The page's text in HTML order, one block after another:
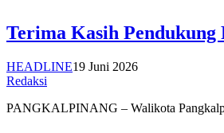
Terima Kasih Pendukung
HEADLINE19 Juni 2026
Redaksi
PANGKALPINANG – Walikota